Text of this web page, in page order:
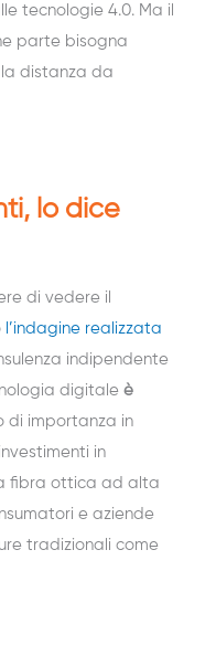
tecnologie 4.0. Ma il
parte bisogna
distanza da
lo dice
di vedere il
l’indagine realizzata
indipendente
digitale è
di importanza in
in
fibra ottica ad alta
e aziende
tradizionali come